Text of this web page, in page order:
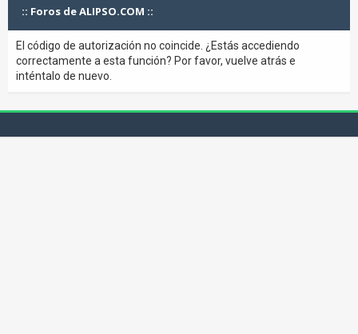
:: Foros de ALIPSO.COM ::
El código de autorización no coincide. ¿Estás accediendo
correctamente a esta función? Por favor, vuelve atrás e
inténtalo de nuevo.